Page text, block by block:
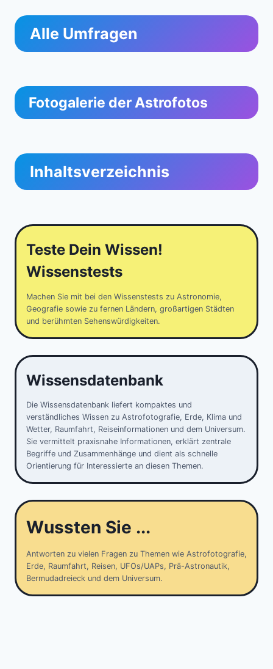
Alle Umfragen
Fotogalerie der Astrofotos
Inhaltsverzeichnis
Teste Dein Wissen!
Wissenstests
Machen Sie mit bei den Wissenstests zu Astronomie,
Geografie sowie zu fernen Ländern, großartigen Städten
und berühmten Sehenswürdigkeiten.
Wissensdatenbank
Die Wissensdatenbank liefert kompaktes und
verständliches Wissen zu Astrofotografie, Erde, Klima und
Wetter, Raumfahrt, Reiseinformationen und dem Universum.
Sie vermittelt praxisnahe Informationen, erklärt zentrale
Begriffe und Zusammenhänge und dient als schnelle
Orientierung für Interessierte an diesen Themen.
Wussten Sie ...
Antworten zu vielen Fragen zu Themen wie Astrofotografie,
Erde, Raumfahrt, Reisen, UFOs/UAPs, Prä-Astronautik,
Bermudadreieck und dem Universum.